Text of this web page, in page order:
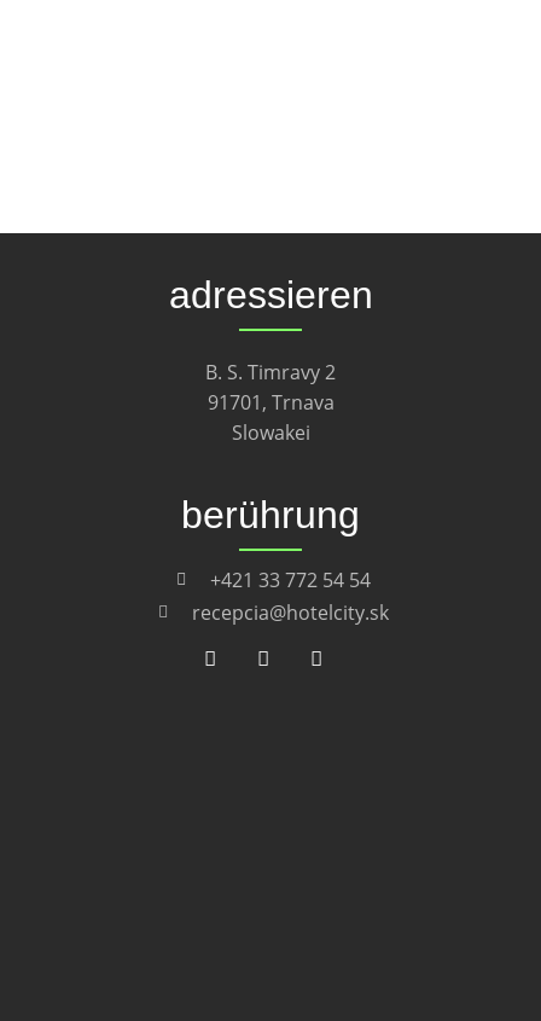
adressieren
B. S. Timravy 2
91701, Trnava
Slowakei
berührung
+421 33 772 54 54
recepcia@hotelcity.sk